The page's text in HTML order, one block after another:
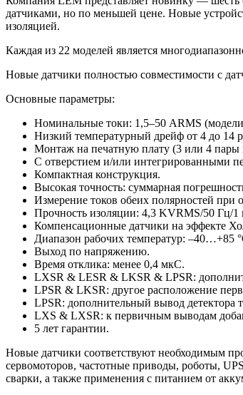
датчиками, но по меньшей цене. Новые
изоляцией.
Каждая из 22 моделей является
Новые датчики полностью совместимости с
Основные параметры:
Номинальные токи: 1,5–50 ARMS
Низкий температурный дрейф от 4 до 14
Монтаж на печатную плату (3 или 4
С отверстием и/или интегрированными
Компактная конструкция.
Высокая точность: суммарная
Измерение токов обеих полярностей
Прочность изоляции: 4,3 KVRMS/50 Гц/1
Компенсационные датчики на эффекте
Диапазон рабочих температур: –40…+85
Выход по напряжению.
Время отклика: менее 0,4 мкС.
LXSR & LESR & LKSR & LPSR:
LPSR & LKSR: другое расположение
LPSR: дополнительный вывод детектора
LXS & LXSR: к первичным выводам
5 лет гарантии.
Новые датчики соответствуют необходимым
сервомоторов, частотные приводы, роботы,
сварки, а также применения с питанием от